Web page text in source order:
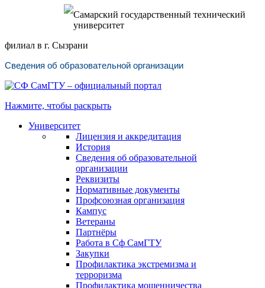
Самарский государственный технический
университет
филиал в г. Сызрани
Сведения об образовательной организации
Нажмите, чтобы раскрыть
Университет
Лицензия и аккредитация
История
Сведения об образовательной
организации
Реквизиты
Нормативные документы
Профсоюзная организация
Кампус
Ветераны
Партнёры
Работа в Сф СамГТУ
Закупки
Профилактика экстремизма и
терроризма
Профилактика мошенничества